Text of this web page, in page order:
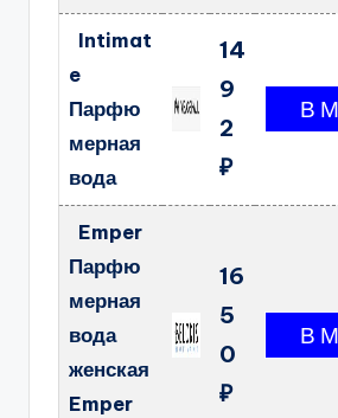
Intimat
e
Парфю
мерная
вода
14
9
2
₽
Emper
Парфю
мерная
вода
женская
Emper
16
5
0
₽